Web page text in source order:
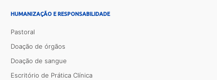
HUMANIZAÇÃO E RESPONSABILIDADE
Pastoral
Doação de órgãos
Doação de sangue
Escritório de Prática Clínica